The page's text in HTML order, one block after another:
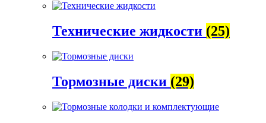
Технические жидкости (25)
Тормозные диски (29)